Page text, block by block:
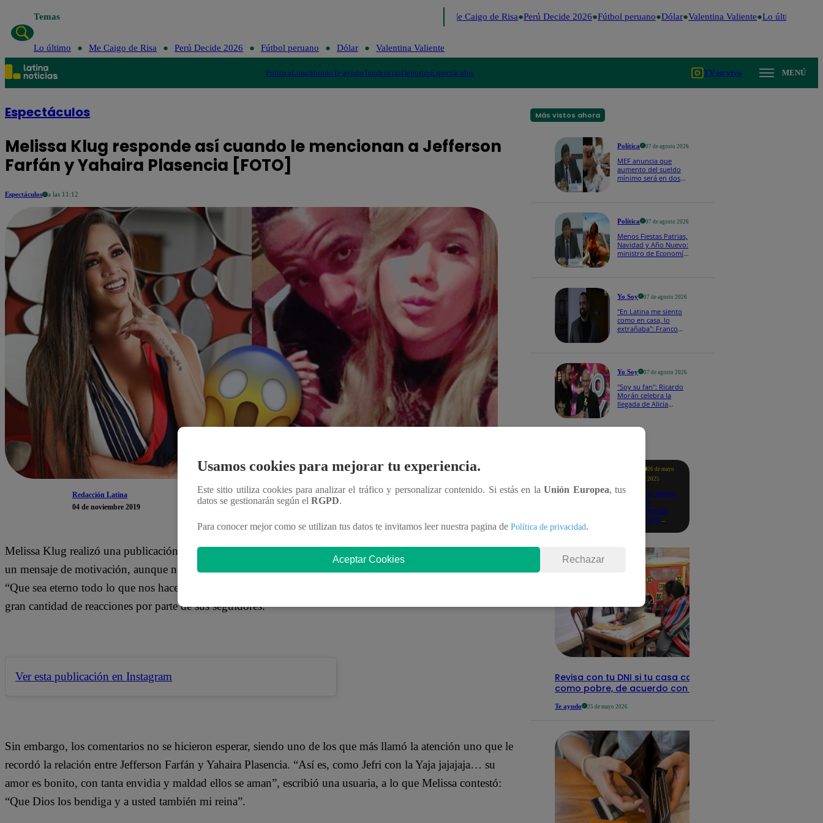
Temas Me Caigo de Risa Perú Decide 2026 Fútbol peruano Dólar Valentina Valiente Lo último
Lo último Me Caigo de Risa Perú Decide 2026 Fútbol peruano Dólar Valentina Valiente
PolíticaLimaMundoTe ayudoTendenciasDeportesEspectáculos TV en vivo MENÚ
Espectáculos
Melissa Klug responde así cuando le mencionan a Jefferson
Farfán y Yahaira Plasencia [FOTO]
Espectáculos a las 11:12
Redacción Latina
04 de noviembre 2019
Melissa Klug realizó una publicación en su cuenta de Instagram en la que se mostró muy alegre, escribiendo
un mensaje de motivación, aunque nunca imaginó lo que iba a suceder. La ‘Blanca de Chucuito’ escribió
“Que sea eterno todo lo que nos hace bien” en su publicación, luciéndose muy sonriente y generando una
gran cantidad de reacciones por parte de sus seguidores.
Ver esta publicación en Instagram
Sin embargo, los comentarios no se hicieron esperar, siendo uno de los que más llamó la atención uno que le
recordó la relación entre Jefferson Farfán y Yahaira Plasencia. “Así es, como Jefri con la Yaja jajajaja… su
amor es bonito, con tanta envidia y maldad ellos se aman”, escribió una usuaria, a lo que Melissa contestó:
“Que Dios los bendiga y a usted también mi reina”.
Más vistos ahora
Política 07 de agosto 2026
MEF anuncia que
aumento del sueldo
mínimo será en dos
Política 07 de agosto 2026
Menos Fiestas Patrias,
Navidad y Año Nuevo:
ministro de Economía
Yo Soy 07 de agosto 2026
"En Latina me siento
como en casa, lo
extrañaba": Franco
Yo Soy 07 de agosto 2026
"Soy su fan": Ricardo
Morán celebra la
llegada de Alicia
26 de mayo
2025
Revisa si tienes
deudas
consultando
con tu DNI:
Revisa con tu DNI si tu casa califica
como pobre, de acuerdo con el Sisfoh
Te ayudo 25 de mayo 2026
Usamos cookies para mejorar tu experiencia.
Este sitio utiliza cookies para analizar el tráfico y personalizar contenido. Si estás en laUnión Europea, tus
datos se gestionarán según el RGPD.
Para conocer mejor como se utilizan tus datos te invitamos leer nuestra pagina de Política de privacidad.
Aceptar Cookies Rechazar